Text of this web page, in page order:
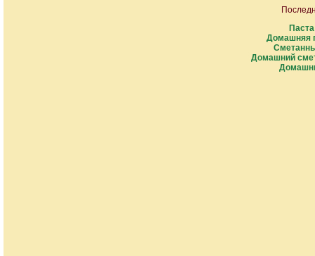
Домашняя
Домашний